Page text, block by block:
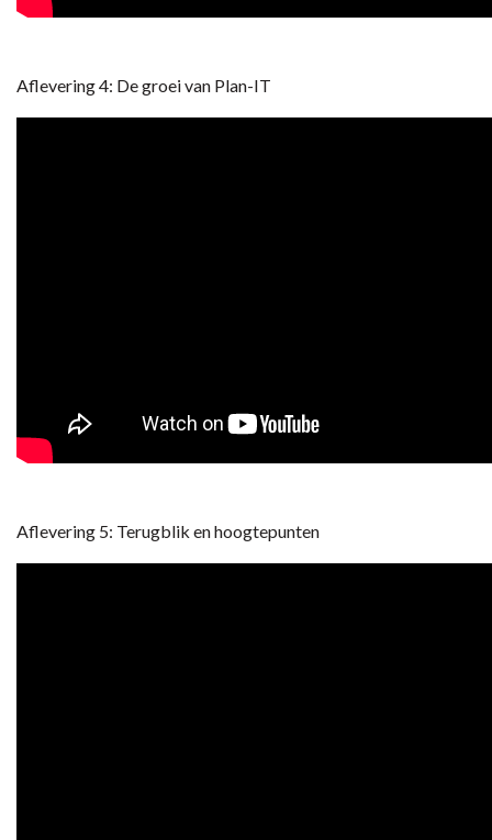
Aflevering 4: De groei van Plan-IT
Aflevering 5: Terugblik en hoogtepunten